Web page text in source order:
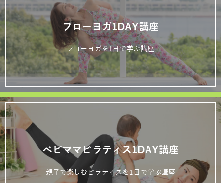
フローヨガ1DAY講座
フローヨガを1日で学ぶ講座
ベビママピラティス1DAY講座
親子で楽しむピラティスを1日で学ぶ講座